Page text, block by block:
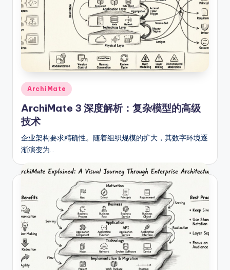
Posted
in
ArchiMate
ArchiMate 3 深度解析：复杂模型的高级
技术
企业架构要求精确性。随着组织规模的扩大，其数字环境逐
渐演变为…